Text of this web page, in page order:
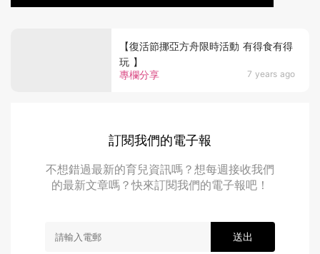
專欄分享 7 years ago
【復活節挪亞方舟限時活動 有得食有得
玩 】
訂閱我們的電子報
不想錯過最新的育兒資訊嗎？想每週接收我們
的最新文章嗎？快來訂閱我們的電子報吧！
送出